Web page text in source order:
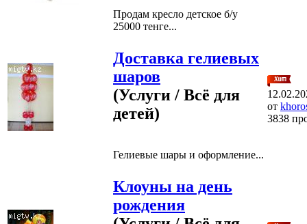
Продам кресло детское б/у
25000 тенге...
Доставка гелиевых
шаров
(Услуги / Всё для
детей)
Гелиевые шары и оформление...
от
3838
Клоуны на день
рождения